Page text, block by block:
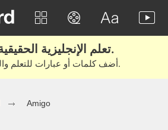
تعلم الإنجليزية الحقيقية من الأفلام والكتب.
أضف كلمات أو عبارات للتعلم والتدريب مع متعلمين آخرين.
Amigo